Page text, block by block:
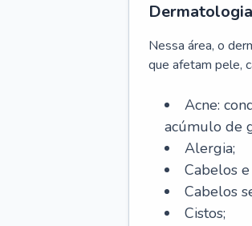
Nessa área, o
que afetam pele,
Acne:
acúmulo de
Alergia;
Cabelos
Cabelos
Cistos;